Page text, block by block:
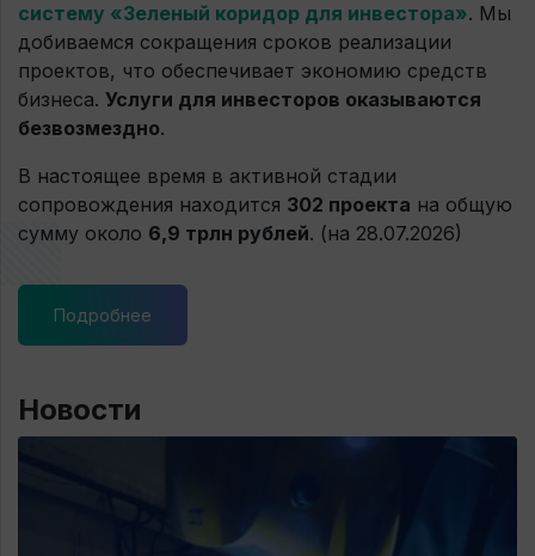
систему «Зеленый коридор для инвестора». Мы
добиваемся сокращения сроков реализации
проектов, что обеспечивает экономию средств
бизнеса. Услуги для инвесторов оказываются
безвозмездно.
В настоящее время в активной стадии
сопровождения находится 302 проекта на общую
сумму около 6,9 трлн рублей. (на 28.07.2026)
Подробнее
Новости